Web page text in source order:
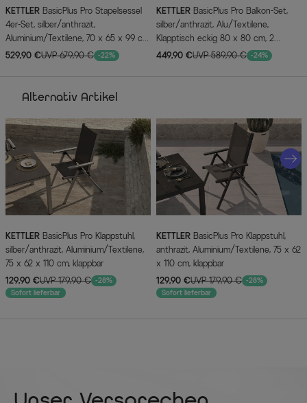
KETTLER
4er-Set, silber/anthrazit,
Aluminium/Textilene, 70 x 65 x 99 cm,
stapelbar
529,90 €UVP 679,90 € -22%
KETTLER
silber/anthrazit, Alu/Textilene,
Klapptisch eckig 80 x 80 cm, 2
Stapelsessel
449,90 €UVP 589,90 € -24%
Alternativ Artikel
KETTLER
silber/anthrazit, Aluminium/Textilene,
75 x 62 x 110 cm, klappbar
129,90 €UVP 179,90 € -28%
Sofort lieferbar
KETTLER
anthrazit, Aluminium/Textilene, 75 x 62
x 110 cm, klappbar
129,90 €UVP 179,90 € -28%
Sofort lieferbar